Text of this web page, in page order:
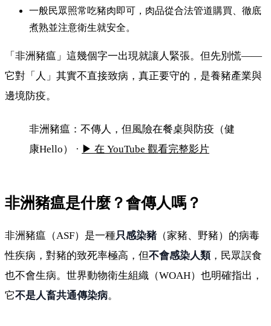
一般民眾照常吃豬肉即可，肉品從合法管道購買、徹底
煮熟並注意衛生就安全。
「非洲豬瘟」這幾個字一出現就讓人緊張。但先別慌——
它對「人」其實不直接致病，真正要守的，是養豬產業與
邊境防疫。
非洲豬瘟本土爆發：不傳人，但風險在餐桌蔓延
非洲豬瘟：不傳人，但風險在餐桌與防疫（健
康Hello） · ▶ 在 YouTube 觀看完整影片
非洲豬瘟是什麼？會傳人嗎？
非洲豬瘟（ASF）是一種只感染豬 （家豬、野豬）的病毒
性疾病，對豬的致死率極高，但不會感染人類 ，民眾誤食
也不會生病。世界動物衛生組織（WOAH）也明確指出，
它不是人畜共通傳染病。